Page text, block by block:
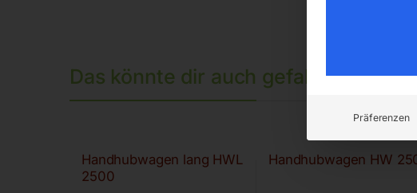
Das könnte dir auch gefallen …
Handhubwagen lang HWL
2500
Handhubwagen HW
Präferenzen